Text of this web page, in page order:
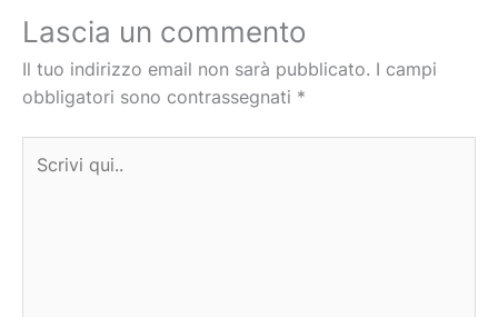
Lascia un commento
Il tuo indirizzo email non sarà pubblicato. I campi
obbligatori sono contrassegnati *
qui..